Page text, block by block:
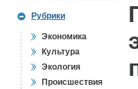
Рубрики
Экономика
Культура
Экология
Происшествия